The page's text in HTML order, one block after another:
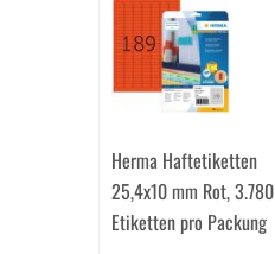
Herma Haftetiketten
25,4x10 mm Rot, 3.780
Etiketten pro Packung